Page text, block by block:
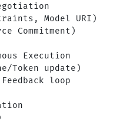
Model URI)
Commitment)
Execution
Token update)
loop